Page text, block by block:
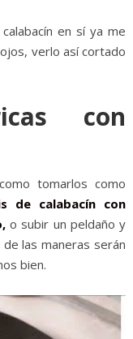
en sí ya me
verlo así cortado
con
como tomarlos como
de calabacín con
o subir un peldaño y
las maneras serán
bien.